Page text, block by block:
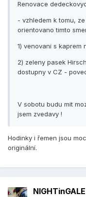
Renovace
- vzhledem k tomu,
orientovano timto
1) venovani s kaprem
2) zeleny pasek
dostupny v CZ -
V sobotu budu mit
jsem zvedavy !
Hodinky i řemen jsou
originální.
NIGHTinGALE